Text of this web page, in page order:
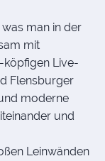
man in der
mit
köpfigen Live-
Flensburger
moderne
und
Leinwänden